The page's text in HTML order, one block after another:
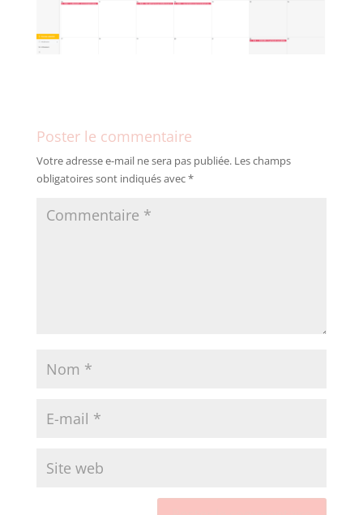
Poster le commentaire
Votre adresse e-mail ne sera pas publiée. Les champs
obligatoires sont indiqués avec*